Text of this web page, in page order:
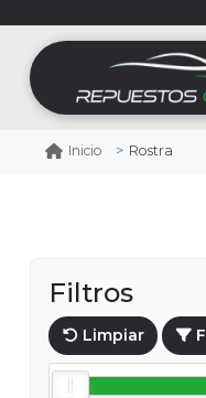
Inicio Rostra
Filtros
Limpiar